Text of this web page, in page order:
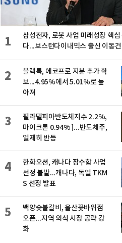
삼성전자, 로봇 사업 미래성장 핵
다...보스턴다이내믹스 출신 이동
1
블랙록, 에코프로 지분 추가 확
보...4.95%에서 5.01%로 높
아져
2
필라델피아반도체지수 2.2%,
마이크론 0.94%↑...반도체주,
일제히 반등
3
한화오션, 캐나다 잠수함 사업
선정 불발...캐나다, 독일 TKM
S 선정 발표
4
백양숯불갈비, 울산꽃바위점
오픈...지역 외식 시장 공략 강
화
5